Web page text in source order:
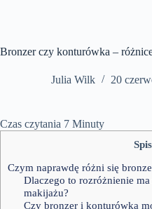
Bronzer czy konturówka –
Julia Wilk 20
Czas czytania 7 Minuty
Czym naprawdę różni się
Dlaczego to rozróżnienie
makijażu?
Czy bronzer i konturówka